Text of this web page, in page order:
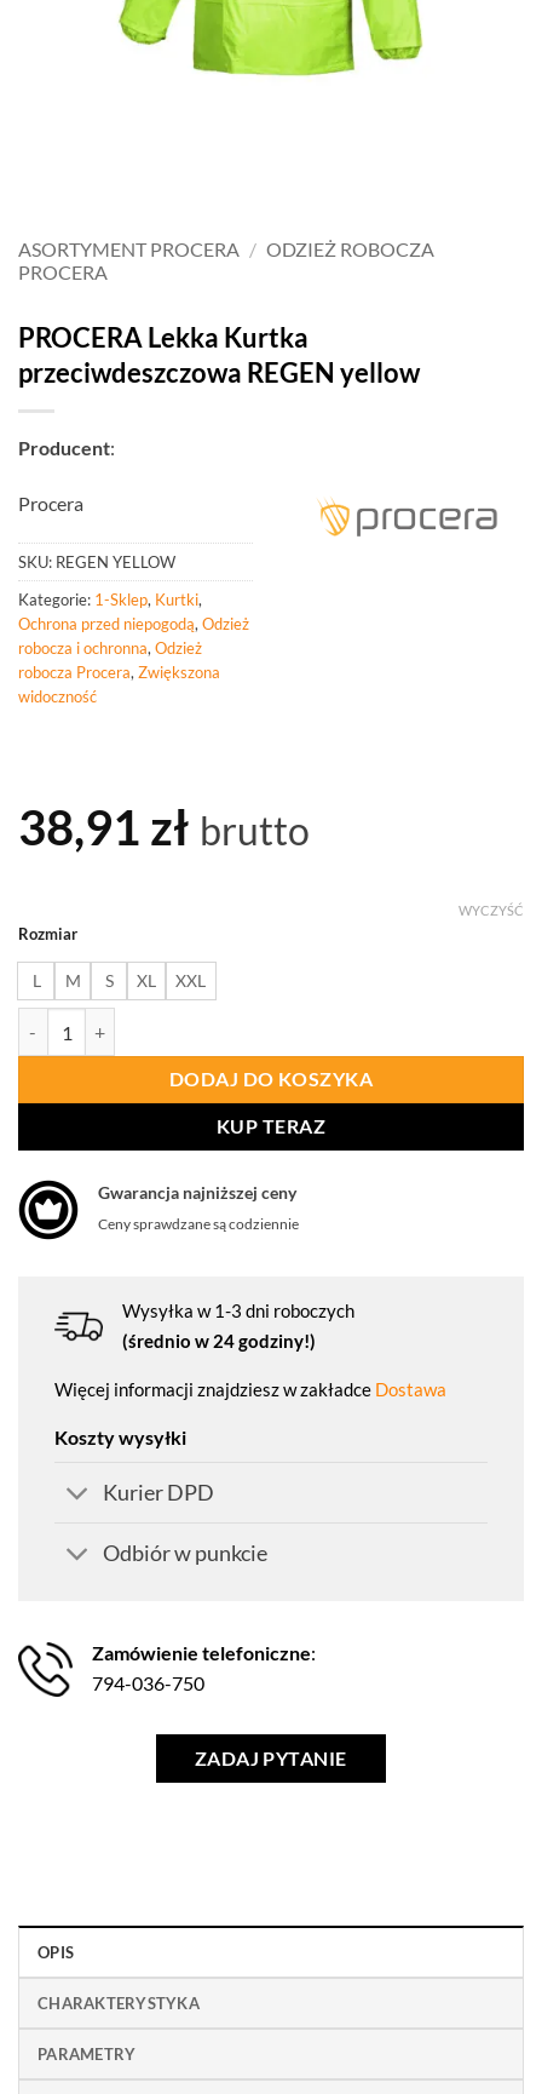
ASORTYMENT PROCERA / ODZIEŻ ROBOCZA
PROCERA
PROCERA Lekka Kurtka
przeciwdeszczowa REGEN yellow
Producent:
Procera
SKU: REGEN YELLOW
Kategorie: 1-Sklep, Kurtki,
Ochrona przed niepogodą,Odzież
robocza i ochronna,Odzież
robocza Procera,Zwiększona
widoczność
38,91 zł brutto
Rozmiar
L M S XL XXL
WYCZYŚĆ
DODAJ DO KOSZYKA
KUP TERAZ
Gwarancja najniższej ceny
Ceny sprawdzane są codziennie
Wysyłka w 1-3 dni roboczych
(średnio w 24 godziny!)
Więcej informacji znajdziesz w zakładce Dostawa
Koszty wysyłki
Kurier DPD
Odbiór w punkcie
Zamówienie telefoniczne:
794-036-750
ZADAJ PYTANIE
OPIS
CHARAKTERYSTYKA
PARAMETRY